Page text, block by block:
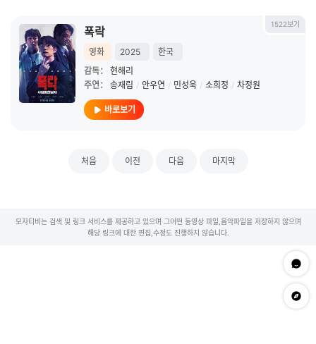
1522보기
폭락
영화 2025
한국
감독：
현해리
주연：
송재림 / 안우연 / 민성욱 / 소희정 / 차정원
바로보기
처음 이전 다음 마지막
모자티비는 검색 및 링크 서비스를 제공하고 있으며 그어떤 동영상 파일,음악파일을 저장하지 않으며
해당 링크에 대한 편집,수정도 진행하지 않습니다.
문의하
app